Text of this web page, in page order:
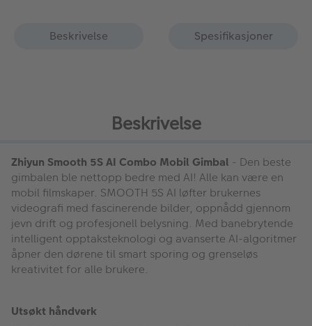
Beskrivelse Spesifikasjoner
Beskrivelse
Zhiyun Smooth 5S AI Combo Mobil Gimbal - Den beste
gimbalen ble nettopp bedre med AI! Alle kan være en
mobil filmskaper. SMOOTH 5S AI løfter brukernes
videografi med fascinerende bilder, oppnådd gjennom
jevn drift og profesjonell belysning. Med banebrytende
intelligent opptaksteknologi og avanserte AI-algoritmer
åpner den dørene til smart sporing og grenseløs
kreativitet for alle brukere.
Utsøkt håndverk